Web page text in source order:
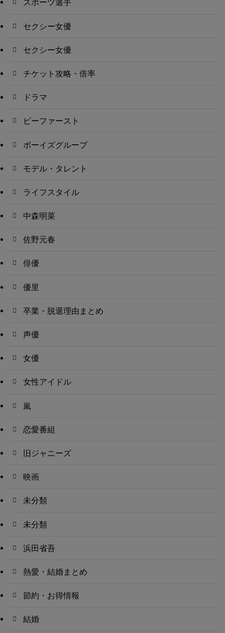
スポーツ選手
セクシー女優
セクシー女優
チケット攻略・倍率
ドラマ
ビーファースト
ボーイズグループ
モデル・タレント
ライフスタイル
中森明菜
佐野元春
俳優
優里
卒業・脱退理由まとめ
声優
女優
女性アイドル
嵐
恋愛番組
旧ジャニーズ
映画
未分類
未分類
浜田省吾
熱愛・結婚まとめ
節約・お得情報
結婚